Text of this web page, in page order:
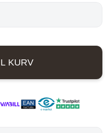
kr..
KURV